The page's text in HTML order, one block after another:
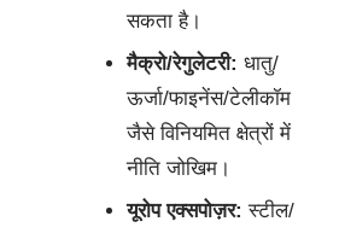
सकता है।
मैक्रो/रेगुलेटरी: धातु/
ऊर्जा/फाइनेंस/टेलीकॉम
जैसे विनियमित क्षेत्रों में
नीति जोखिम।
यूरोप एक्सपोज़र: स्टील/